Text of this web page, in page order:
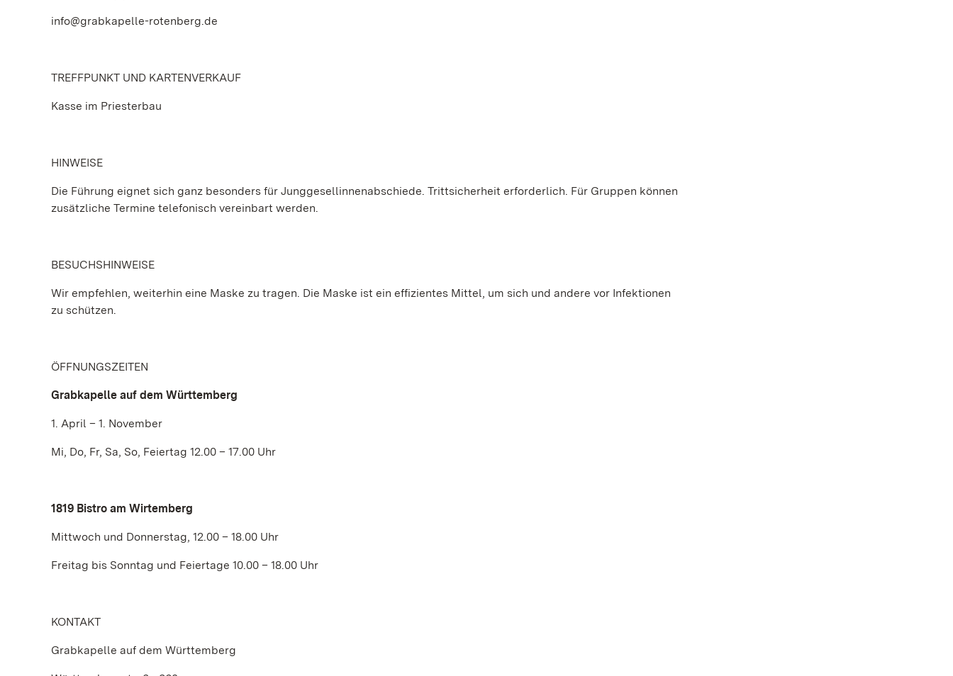
info@grabkapelle-rotenberg.de
TREFFPUNKT UND KARTENVERKAUF
Kasse im Priesterbau
HINWEISE
Die Führung eignet sich ganz besonders für Junggesellinnenabschiede. Trittsicherheit erforderlich. Für Gruppen können
zusätzliche Termine telefonisch vereinbart werden.
BESUCHSHINWEISE
Wir empfehlen, weiterhin eine Maske zu tragen. Die Maske ist ein effizientes Mittel, um sich und andere vor Infektionen
zu schützen.
ÖFFNUNGSZEITEN
Grabkapelle auf dem Württemberg
1. April – 1. November
Mi, Do, Fr, Sa, So, Feiertag 12.00 – 17.00 Uhr
1819 Bistro am Wirtemberg
Mittwoch und Donnerstag, 12.00 – 18.00 Uhr
Freitag bis Sonntag und Feiertage 10.00 – 18.00 Uhr
KONTAKT
Grabkapelle auf dem Württemberg